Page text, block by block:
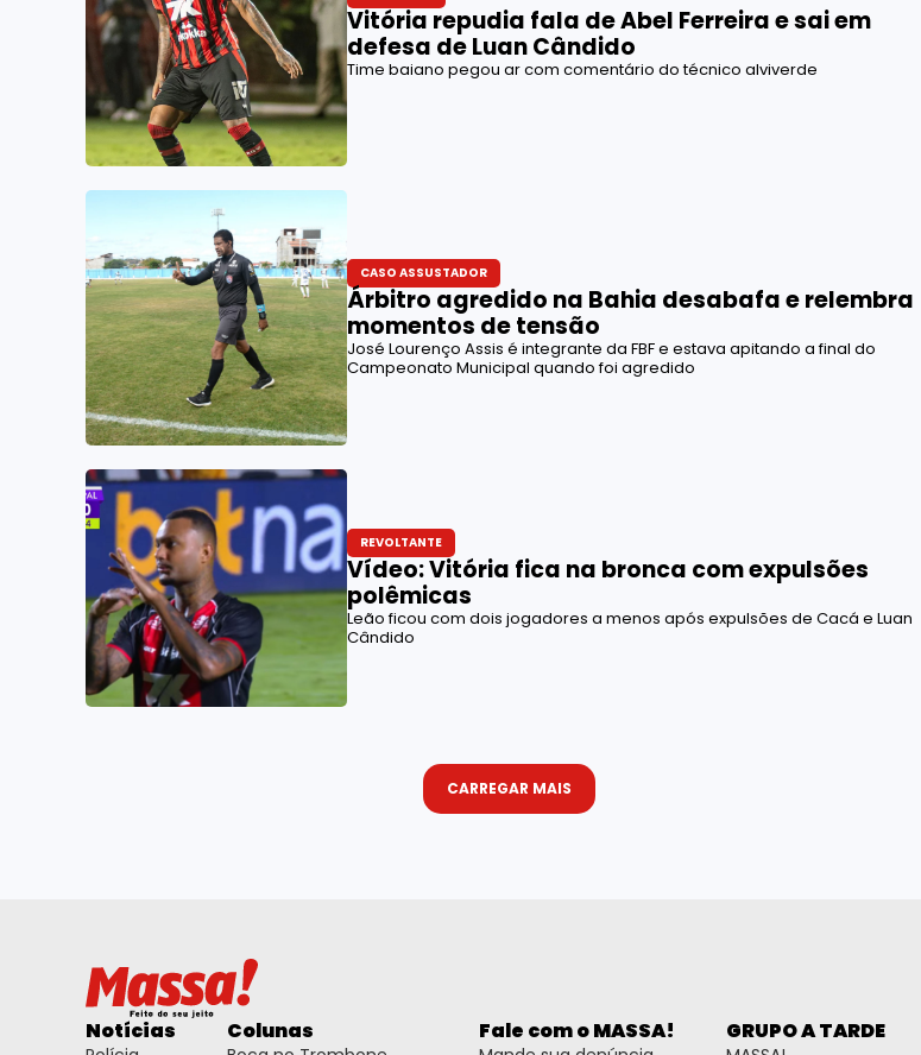
Vitória repudia fala de Abel Ferreira e sai em
defesa de Luan Cândido
Time baiano pegou ar com comentário do técnico alviverde
CASO ASSUSTADOR
Árbitro agredido na Bahia desabafa e relembra
momentos de tensão
José Lourenço Assis é integrante da FBF e estava apitando a final do
Campeonato Municipal quando foi agredido
REVOLTANTE
Vídeo: Vitória fica na bronca com expulsões
polêmicas
Leão ficou com dois jogadores a menos após expulsões de Cacá e Luan
Cândido
CARREGAR MAIS
Notícias Colunas Fale com o MASSA! GRUPO A TARDE